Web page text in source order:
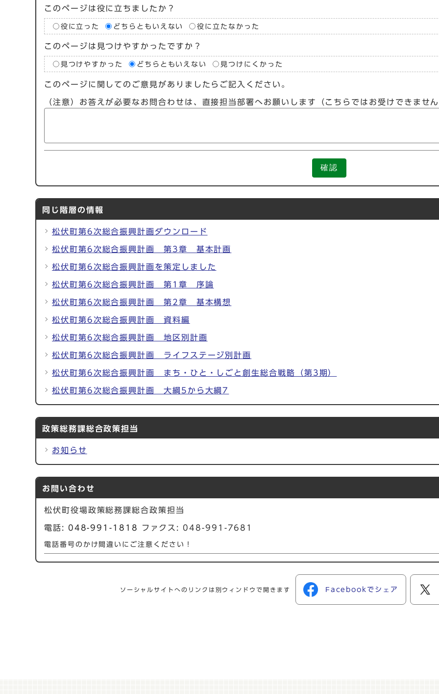
このページは役に立ちましたか？
役に立った どちらともいえない 役に立たなかった
このページは見つけやすかったですか？
見つけやすかった どちらともいえない 見つけにくかった
このページに関してのご意見がありましたらご記入ください。
（注意）お答えが必要なお問合わせは、直接担当部署へお願いします（こちらではお受けできませ
確認
同じ階層の情報
松伏町第6次総合振興計画ダウンロード
松伏町第6次総合振興計画 第3章 基本計画
松伏町第6次総合振興計画を策定しました
松伏町第6次総合振興計画 第1章 序論
松伏町第6次総合振興計画 第2章 基本構想
松伏町第6次総合振興計画 資料編
松伏町第6次総合振興計画 地区別計画
松伏町第6次総合振興計画 ライフステージ別計画
松伏町第6次総合振興計画 まち・ひと・しごと創生総合戦略（第3期）
松伏町第6次総合振興計画 大綱5から大綱7
政策総務課総合政策担当
お知らせ
お問い合わせ
松伏町役場政策総務課総合政策担当
電話: 048-991-1818 ファクス: 048-991-7681
電話番号のかけ間違いにご注意ください！
ソーシャルサイトへのリンクは別ウィンドウで開きます Facebookでシェア